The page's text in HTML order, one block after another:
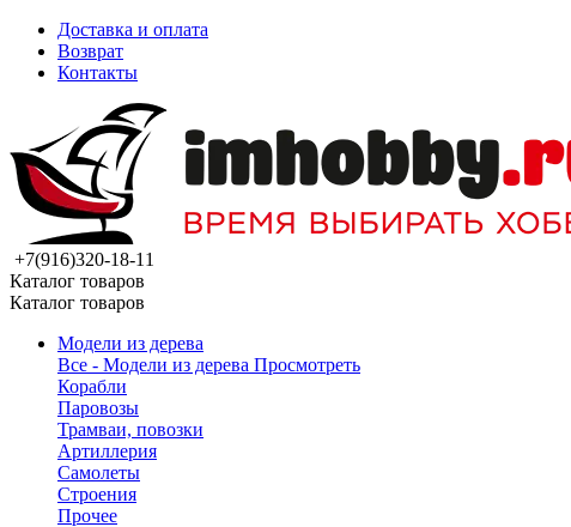
Доставка и оплата
Возврат
Контакты
+7(916)320-18-11
Каталог товаров
Каталог товаров
Модели из дерева
Все - Модели из дерева Просмотреть
Корабли
Паровозы
Трамваи, повозки
Артиллерия
Самолеты
Строения
Прочее